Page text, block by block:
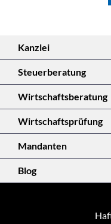
Kanzlei
Steuerberatung
Wirtschaftsberatung
Wirtschaftsprüfung
Mandanten
Blog